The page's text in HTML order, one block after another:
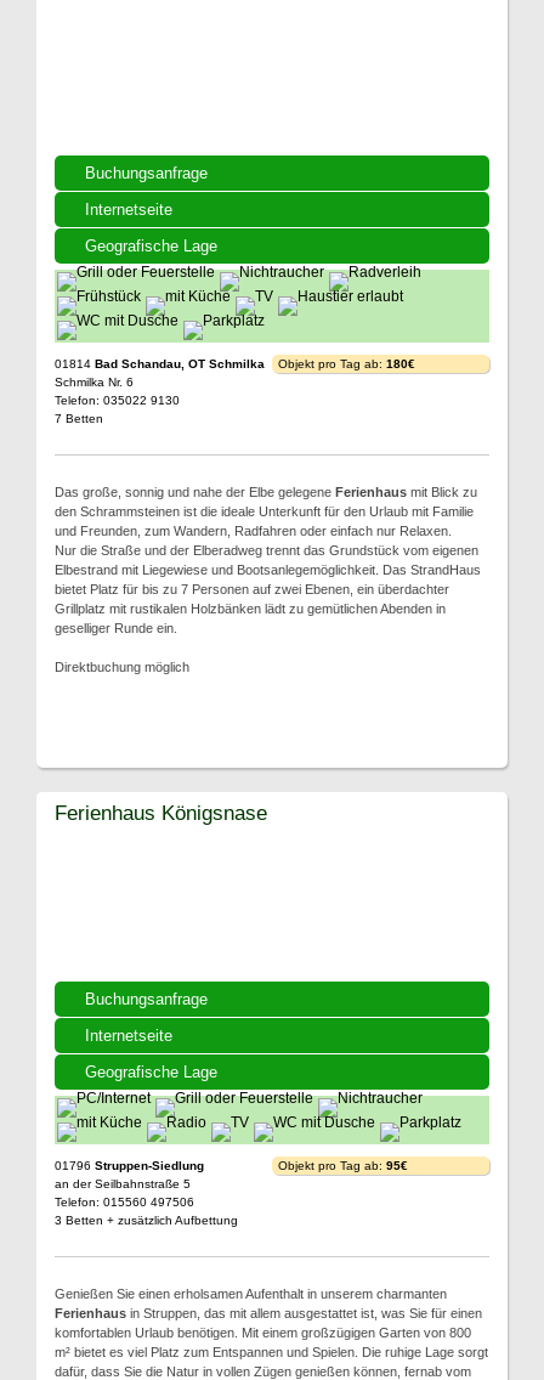
Buchungsanfrage
Internetseite
Geografische Lage
01814 Bad Schandau, OT Schmilka
Schmilka Nr. 6
Telefon: 035022 9130
7 Betten
Objekt pro Tag ab: 180€
Das große, sonnig und nahe der Elbe gelegene Ferienhaus mit Blick zu
den Schrammsteinen ist die ideale Unterkunft für den Urlaub mit Familie
und Freunden, zum Wandern, Radfahren oder einfach nur Relaxen.
Nur die Straße und der Elberadweg trennt das Grundstück vom eigenen
Elbestrand mit Liegewiese und Bootsanlegemöglichkeit. Das StrandHaus
bietet Platz für bis zu 7 Personen auf zwei Ebenen, ein überdachter
Grillplatz mit rustikalen Holzbänken lädt zu gemütlichen Abenden in
geselliger Runde ein.
Direktbuchung möglich
Buchungsanfrage
Internetseite
Geografische Lage
Ferienhaus Königsnase
01796 Struppen-Siedlung
an der Seilbahnstraße 5
Telefon: 015560 497506
3 Betten + zusätzlich Aufbettung
Objekt pro Tag ab: 95€
Genießen Sie einen erholsamen Aufenthalt in unserem charmanten
Ferienhaus in Struppen, das mit allem ausgestattet ist, was Sie für einen
komfortablen Urlaub benötigen. Mit einem großzügigen Garten von 800
m² bietet es viel Platz zum Entspannen und Spielen. Die ruhige Lage sorgt
dafür, dass Sie die Natur in vollen Zügen genießen können, fernab vom